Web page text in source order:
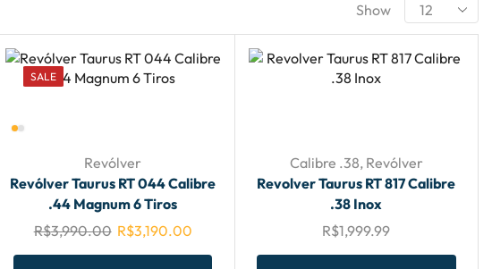
Show
SALE
Revólver
Revólver Taurus RT 044 Calibre
.44 Magnum 6 Tiros
R$3,990.00 R$3,190.00
Calibre .38, Revólver
Revolver Taurus RT 817 Calibre
.38 Inox
R$1,999.99